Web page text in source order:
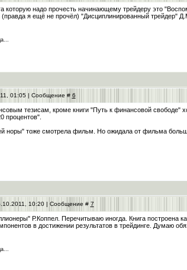
которую надо прочесть начинающему трейдеру это
я ещё не прочёл) "Дисциплинированный трейдер"
01:05 | Сообщение # 6
тезисам, кроме книги "Путь к финансовой свободе"
процентов".
норы" тоже смотрела фильм. Но ожидала от фильма
10:20 | Сообщение # 7
Р.Коппел. Перечитываю иногда. Книга построена
в достижении результатов в трейдинге. Думаю